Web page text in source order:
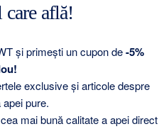
află!
și primești un cupon de-5%
exclusive și articole despre
pure.
mai bună calitate a apei direct